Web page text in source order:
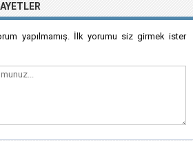
yapılmamış. İlk yorumu siz girmek ister